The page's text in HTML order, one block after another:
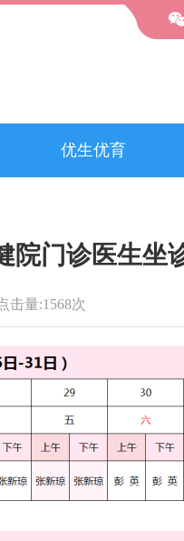
优生优育
院门诊医生坐
击量:1568次